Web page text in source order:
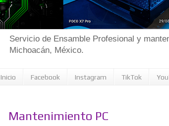
Servicio de Ensamble Profesional y
Michoacán, México.
Inicio Facebook Instagram TikTok
Mantenimiento PC